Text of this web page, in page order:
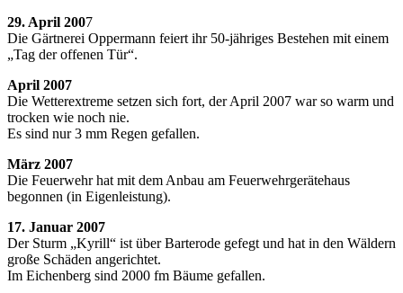
29. April 2007
Die Gärtnerei Oppermann feiert ihr 50-jähriges Bestehen mit einem
„Tag der offenen Tür“.
April 2007
Die Wetterextreme setzen sich fort, der April 2007 war so warm und
trocken wie noch nie.
Es sind nur 3 mm Regen gefallen.
März 2007
Die Feuerwehr hat mit dem Anbau am Feuerwehrgerätehaus
begonnen (in Eigenleistung).
17. Januar 2007
Der Sturm „Kyrill“ ist über Barterode gefegt und hat in den Wäldern
große Schäden angerichtet.
Im Eichenberg sind 2000 fm Bäume gefallen.